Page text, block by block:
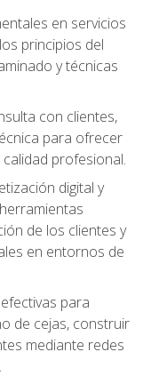
en servicios
principios del
y técnicas
con clientes,
para ofrecer
profesional.
digital y
de los clientes y
en entornos de
para
de cejas, construir
mediante redes